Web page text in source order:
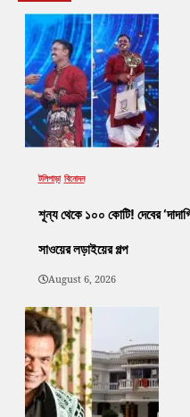
টলিপাড়া বিনোদন
শূন্য থেকে ১০০ কোটি! দেবের
সাওয়ের লড়াইয়ের গল্প
August 6, 2026